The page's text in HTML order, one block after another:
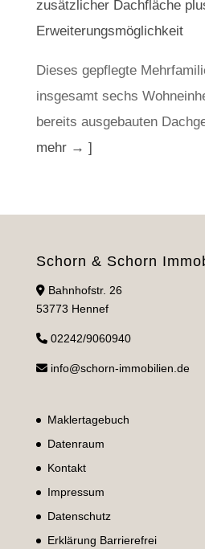
zusätzlicher Dachfläche
Erweiterungsmöglichkeit
Dieses gepflegte
insgesamt sechs
bereits ausgebauten
mehr → ]
Schorn & Schorn
Bahnhofstr. 26
53773 Hennef
02242/9060940
info@schorn-immobilien.de
Maklertagebuch
Datenraum
Kontakt
Impressum
Datenschutz
Erklärung Barrierefrei